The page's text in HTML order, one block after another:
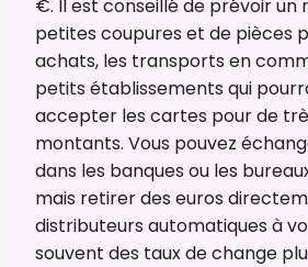
€. Il est conseillé de prévoir un
petites coupures et de pièces
achats, les transports en
petits établissements qui
accepter les cartes pour de
montants. Vous pouvez
dans les banques ou les
mais retirer des euros
distributeurs automatiques à
souvent des taux de change